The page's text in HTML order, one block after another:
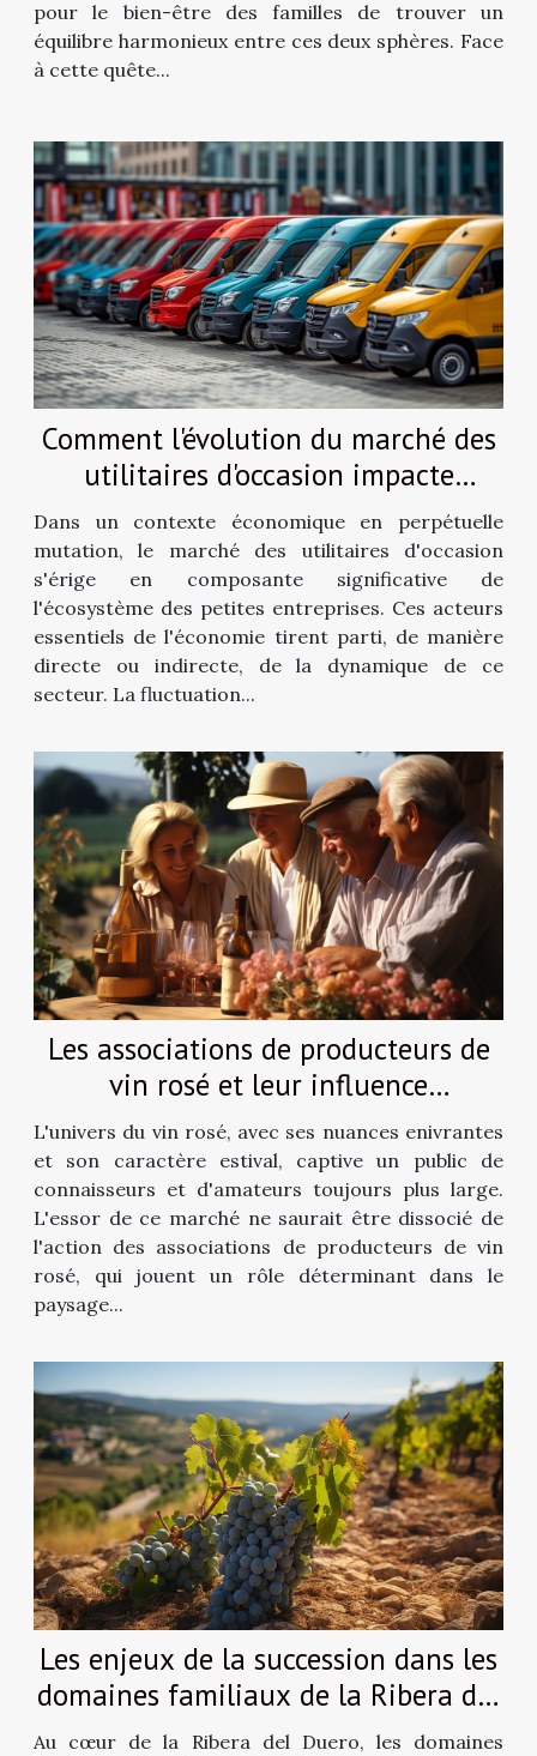
pour le bien-être des familles de trouver un
équilibre harmonieux entre ces deux sphères. Face
à cette quête...
Comment l'évolution du marché des
utilitaires d'occasion impacte
l'économie des petites entreprises
Dans un contexte économique en perpétuelle
mutation, le marché des utilitaires d'occasion
s'érige en composante significative de
l'écosystème des petites entreprises. Ces acteurs
essentiels de l'économie tirent parti, de manière
directe ou indirecte, de la dynamique de ce
secteur. La fluctuation...
Les associations de producteurs de
vin rosé et leur influence
économique
L'univers du vin rosé, avec ses nuances enivrantes
et son caractère estival, captive un public de
connaisseurs et d'amateurs toujours plus large.
L'essor de ce marché ne saurait être dissocié de
l'action des associations de producteurs de vin
rosé, qui jouent un rôle déterminant dans le
paysage...
Les enjeux de la succession dans les
domaines familiaux de la Ribera del
Duero
Au cœur de la Ribera del Duero, les domaines